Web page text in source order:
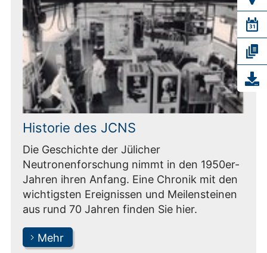
Historie des JCNS
Die Geschichte der Jülicher
Neutronenforschung nimmt in den 1950er-
Jahren ihren Anfang. Eine Chronik mit den
wichtigsten Ereignissen und Meilensteinen
aus rund 70 Jahren finden Sie hier.
Mehr